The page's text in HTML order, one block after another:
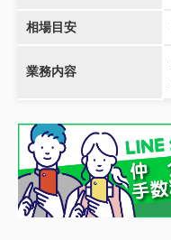
相場目安
業務内容